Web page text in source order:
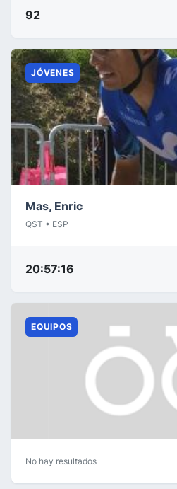
92
JÓVENES
Mas, Enric
QST • ESP
20:57:16
EQUIPOS
No hay resultados